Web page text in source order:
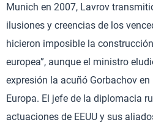
Munich en 2007, Lavrov
ilusiones y creencias de los
hicieron imposible la
europea”, aunque el ministro
expresión la acuñó Gorbachov
Europa. El jefe de la diplomacia
actuaciones de EEUU y sus